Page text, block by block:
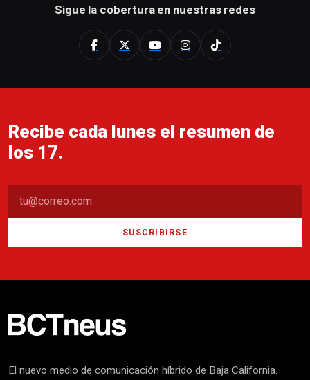
Sigue la cobertura en nuestras redes
Recibe cada lunes el resumen de
los 17.
SUSCRIBIRSE
El nuevo medio de comunicación híbrido de Baja California.